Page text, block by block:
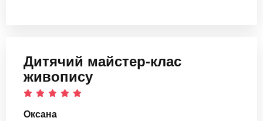
Дитячий майстер-клас
живопису
Оксана